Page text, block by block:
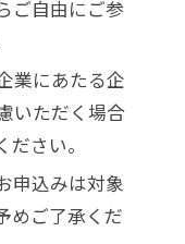
ご自由にご参
業にあたる企
いただく場合
さい。
申込みは対象
めご了承くだ